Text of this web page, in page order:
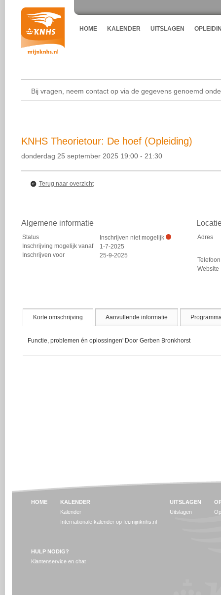
HOME KALENDER UITSLAGEN
Bij vragen, neem contact op via de gegevens genoemd
KNHS Theorietour: De hoef (Opleiding)
donderdag 25 september 2025 19:00 - 21:30
Terug naar overzicht
Algemene informatie
Status
Inschrijven niet mogelijk
Inschrijving mogelijk vanaf
1-7-2025
Inschrijven voor
25-9-2025
Adres
Telefoon
Website
Korte omschrijving Aanvullende informatie
Functie, problemen én oplossingen' Door Gerben Bronkhorst
HOME
KALENDER
Kalender
Internationale kalender op fei.mijnknhs.nl
UITSLAGEN
Uitslagen
HULP NODIG?
Klantenservice en chat